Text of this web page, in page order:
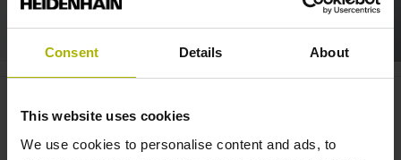
Consent Details About
This website uses cookies
We use cookies to personalise content and ads, to
for demanding applications |
HEIDENHAIN